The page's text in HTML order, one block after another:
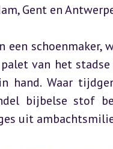
Gent en
een
van het
Waar
bijbelse stof
uit